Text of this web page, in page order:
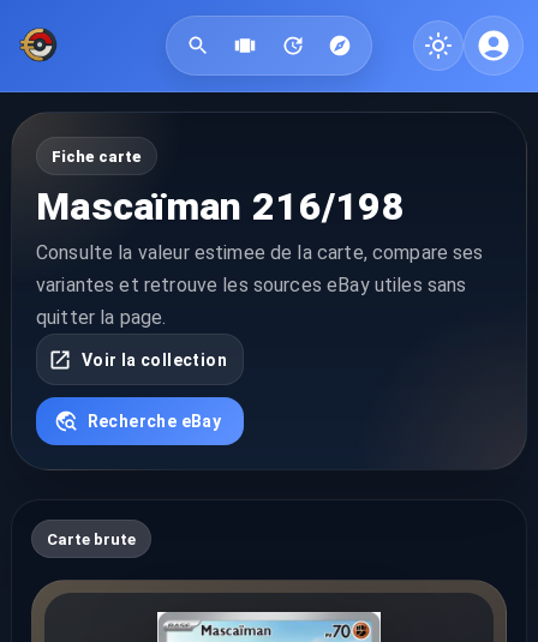
Fiche carte
Mascaïman 216/198
Consulte la valeur estimee de la carte, compare ses
variantes et retrouve les sources eBay utiles sans
quitter la page.
Voir la collection
Recherche eBay
Carte brute